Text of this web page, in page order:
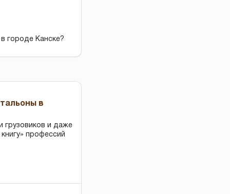
городе Канске?
в
грузовиков и даже
профессий